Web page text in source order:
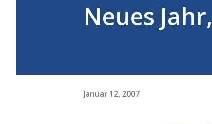
Neues
Januar 12, 2007